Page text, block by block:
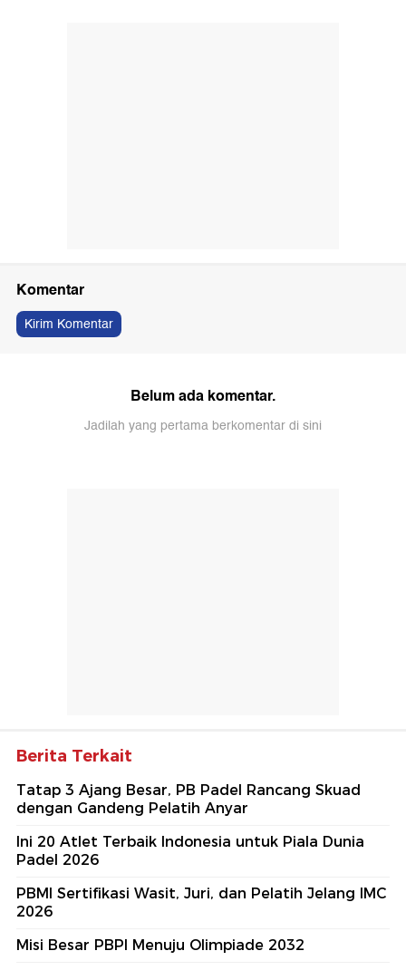
Komentar
Kirim Komentar
Belum ada komentar.
Jadilah yang pertama berkomentar di sini
Berita Terkait
Tatap 3 Ajang Besar, PB Padel Rancang Skuad
dengan Gandeng Pelatih Anyar
Ini 20 Atlet Terbaik Indonesia untuk Piala Dunia
Padel 2026
PBMI Sertifikasi Wasit, Juri, dan Pelatih Jelang IMC
2026
Misi Besar PBPI Menuju Olimpiade 2032